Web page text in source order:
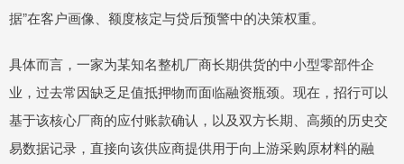
据”在客户画像、额度核定与贷后预警中的决策权重。
具体而言，一家为某知名整机厂商长期供货的中小型零部件企
业，过去常因缺乏足值抵押物而面临融资瓶颈。现在，招行可以
基于该核心厂商的应付账款确认，以及双方长期、高频的历史交
易数据记录，直接向该供应商提供用于向上游采购原材料的融